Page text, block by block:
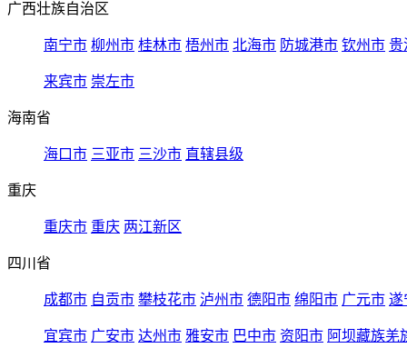
广西壮族自治区
南宁市 柳州市 桂林市 梧州市 北海市 防城港市 钦州市 贵
来宾市 崇左市
海南省
海口市 三亚市 三沙市 直辖县级
重庆
重庆市 重庆 两江新区
四川省
成都市 自贡市 攀枝花市 泸州市 德阳市 绵阳市 广元市 遂
宜宾市 广安市 达州市 雅安市 巴中市 资阳市 阿坝藏族羌